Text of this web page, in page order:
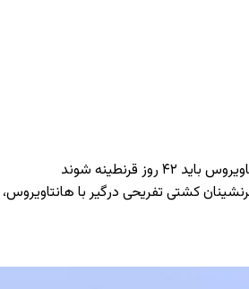
قرنطینه شوند
با هانتاویروس، بر ضرورت نظارت دقیق پزشکی و رصد و